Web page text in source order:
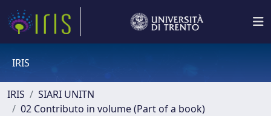
IRIS
IRIS
SIARI UNITN
02 Contributo in volume (Part of a book)